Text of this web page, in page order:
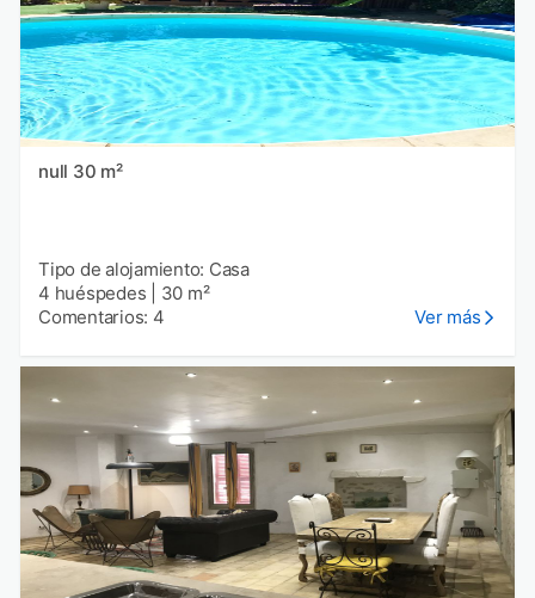
null 30 m²
Tipo de alojamiento: Casa
4 huéspedes
30 m²
Comentarios: 4
Ver más